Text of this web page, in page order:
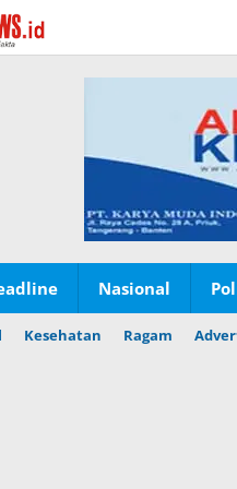
Nasional
Kesehatan Ragam